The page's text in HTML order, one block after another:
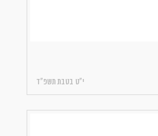
י״ט בטבת תשפ״ד